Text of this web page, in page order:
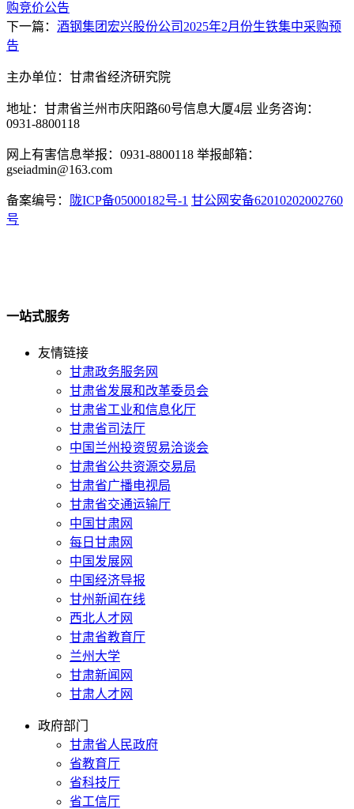
购竞价公告
下一篇： 酒钢集团宏兴股份公司2025年2月份生铁集中采购预
告
主办单位：甘肃省经济研究院
地址：甘肃省兰州市庆阳路60号信息大厦4层 业务咨询：
0931-8800118
网上有害信息举报：0931-8800118 举报邮箱：
gseiadmin@163.com
备案编号： 陇ICP备05000182号-1 甘公网安备62010202002760
号
一站式服务
友情链接
甘肃政务服务网
甘肃省发展和改革委员会
甘肃省工业和信息化厅
甘肃省司法厅
中国兰州投资贸易洽谈会
甘肃省公共资源交易局
甘肃省广播电视局
甘肃省交通运输厅
中国甘肃网
每日甘肃网
中国发展网
中国经济导报
甘州新闻在线
西北人才网
甘肃省教育厅
兰州大学
甘肃新闻网
甘肃人才网
政府部门
甘肃省人民政府
省教育厅
省科技厅
省工信厅